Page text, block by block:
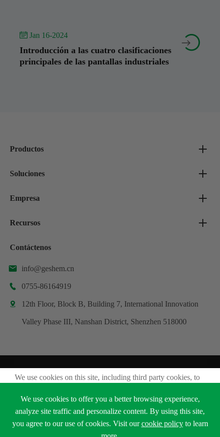
 Jan 16-2024
Introducción a las cuatro clasificaciones
principales de las pantallas industriales


Productos
Soluciones
Empresa
Recursos
Contáctenos
 info@geshem.cn
 0755-86164919
 12th Floor, Block B, Building 7, International Innovation
Valley Phase III, Nanshan District, Shenzhen 518000
Derechos DE AUTOR ©
Shenzhen Geshem Technology Co., Ltd.
Todos los derechos reservados.
Sitemap
Política de privacidad
We use cookies on this site, including third party cookies, to
We use cookies to offer you a better browsing experience,
analyze site traffic and personalize content. By using this site,
you agree to our use of cookies. Visit ourcookie policyto learn